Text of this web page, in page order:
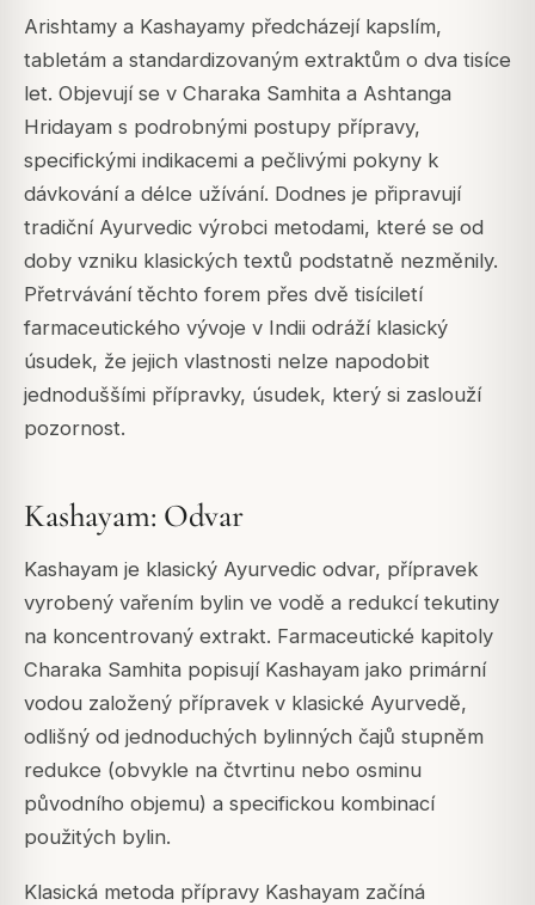
Arishtamy a Kashayamy předcházejí kapslím,
tabletám a standardizovaným extraktům o dva tisíce
let. Objevují se v Charaka Samhita a Ashtanga
Hridayam s podrobnými postupy přípravy,
specifickými indikacemi a pečlivými pokyny k
dávkování a délce užívání. Dodnes je připravují
tradiční Ayurvedic výrobci metodami, které se od
doby vzniku klasických textů podstatně nezměnily.
Přetrvávání těchto forem přes dvě tisíciletí
farmaceutického vývoje v Indii odráží klasický
úsudek, že jejich vlastnosti nelze napodobit
jednoduššími přípravky, úsudek, který si zaslouží
pozornost.
Kashayam: Odvar
Kashayam je klasický Ayurvedic odvar, přípravek
vyrobený vařením bylin ve vodě a redukcí tekutiny
na koncentrovaný extrakt. Farmaceutické kapitoly
Charaka Samhita popisují Kashayam jako primární
vodou založený přípravek v klasické Ayurvedě,
odlišný od jednoduchých bylinných čajů stupněm
redukce (obvykle na čtvrtinu nebo osminu
původního objemu) a specifickou kombinací
použitých bylin.
Klasická metoda přípravy Kashayam začíná